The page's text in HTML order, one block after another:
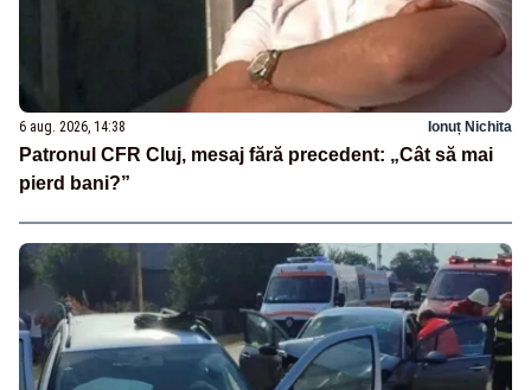
6 aug. 2026, 14:38 Ionuț Nichita
Patronul CFR Cluj, mesaj fără precedent: „Cât să mai
pierd bani?”